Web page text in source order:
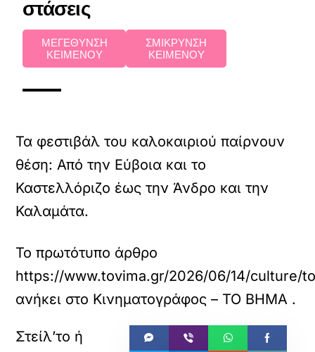
στάσεις
ΜΕΓΕΘΥΝΣΗ
ΚΕΙΜΕΝΟΥ
ΣΜΙΚΡΥΝΣΗ
ΚΕΙΜΕΝΟΥ
Τα φεστιβάλ του καλοκαιριού παίρνουν
θέση: Από την Εύβοια και το
Καστελλόριζο έως την Άνδρο και την
Καλαμάτα.
Το πρωτότυπο άρθρο
https://www.tovima.gr/2026/06/14/culture/
ανήκει στο Κινηματογράφος – ΤΟ ΒΗΜΑ .